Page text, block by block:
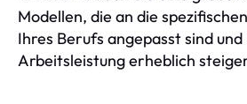
Modellen, die an die
Ihres Berufs angepasst sind und
Arbeitsleistung erheblich